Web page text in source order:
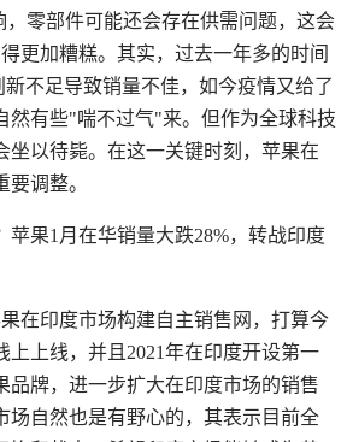
，零部件可能还会存在供需问题，这会
更加糟糕。其实，过去一年多的时间
新不足导致销量不佳，如今疫情又给了
然有些"喘不过气"来。但作为全球科技
坐以待毙。在这一关键时刻，苹果在
调整。
在印度市场构建自主销售网，打算今
上上线，并且2021年在印度开设第一
品牌，进一步扩大在印度市场的销售
场自然也是有野心的，其表示目前全